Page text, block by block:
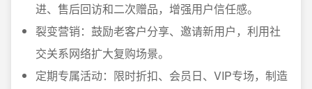
进、售后回访和二次赠品，增强用户信任感。
裂变营销：鼓励老客户分享、邀请新用户，利用社
交关系网络扩大复购场景。
定期专属活动：限时折扣、会员日、VIP专场，制造